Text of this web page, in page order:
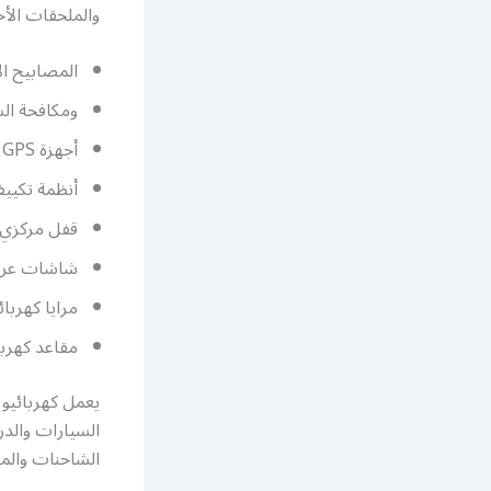
والملحقات
المصابيح
ومكافحة
أجهزة GPS
أنظمة
قفل مركزي
شاشات
مرايا
مقاعد
يعمل
السيارات
الشاحنات